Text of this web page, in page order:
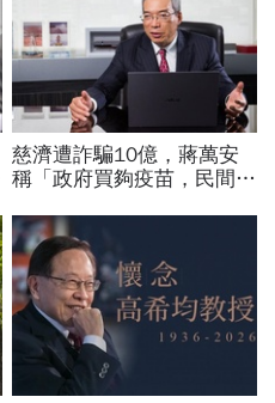
慈濟遭詐騙10億，蔣萬安
稱「政府買夠疫苗，民間就
話說得不夠公道